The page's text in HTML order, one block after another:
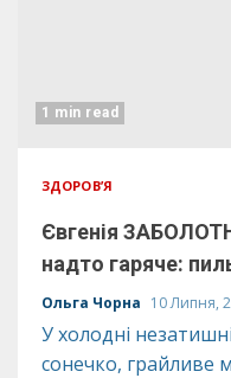
1 min read
ЗДОРОВ’Я
Євгенія
надто гаряче:
Ольга Чорна 10 Липня,
У холодні
сонечко, грайливе